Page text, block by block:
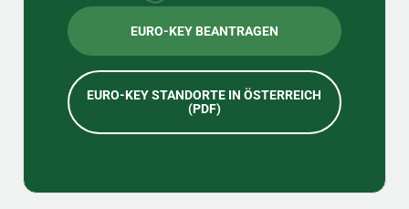
EURO-KEY BEANTRAGEN
EURO-KEY STANDORTE IN ÖSTERREICH
(PDF)